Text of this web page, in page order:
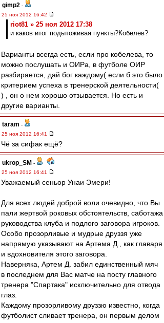
gimp2 -
25 ноя 2012 16:42
riot81 » 25 ноя 2012 17:38
и каков итог подытоживая пункты?Кобелев?
Варианты всегда есть, если про кобелева, то
можно послушать и ОИРа, в футболе ОИР
разбирается, дай бог каждому( если б это было
критерием успеха в тренерской деятельности(
) , он о нем хорошо отзывается. Но есть и
другие варианты.
taram -
25 ноя 2012 16:41
Чё за сифак ещё?
ukrop_SM -
25 ноя 2012 16:41
Уважаемый сеньор Унаи Эмери!
Для всех людей доброй воли очевидно, что Вы
пали жертвой роковых обстоятельств, саботажа
руководства клуба и подлого заговора игроков.
Особо прозорливые и мудрые друззя уже
напрямую указывают на Артема Д., как главаря
и вдохновителя этого заговора.
Наверняка, Артем Д. забил единственный мяч
в последнем для Вас матче на посту главного
тренера "Спартака" исключительно для отвода
глаз.
Каждому прозорливому друззю известно, когда
футболист сливает тренера, он первым делом